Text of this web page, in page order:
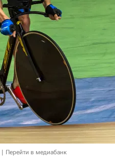
Перейти в медиабанк